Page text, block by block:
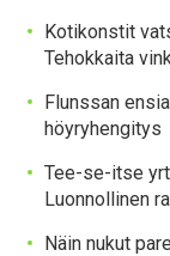
Kotikonstit
Tehokkaita
Flunssan
höyryhengitys
Tee-se-itse
Luonnollinen
Näin nukut